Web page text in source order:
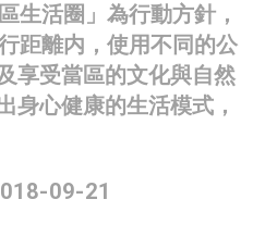
生活圈」為行動方針，
距離内，使用不同的公
享受當區的文化與自然
身心健康的生活模式，
09-21